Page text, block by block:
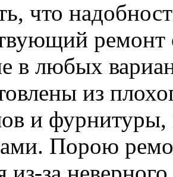
что
в любых
из
и
Порою